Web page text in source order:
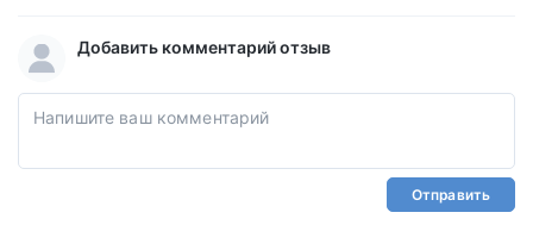
Добавить комментарий отзыв
Отправить